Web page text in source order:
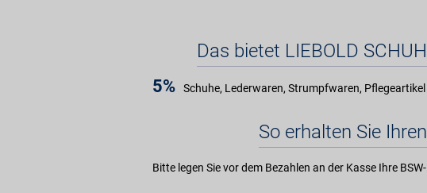
Das bietet LIEBOLD
5% Schuhe, Lederwaren, Strumpfwaren, Pflegeartikel
So erhalten Sie
Bitte legen Sie vor dem Bezahlen an der Kasse Ihre